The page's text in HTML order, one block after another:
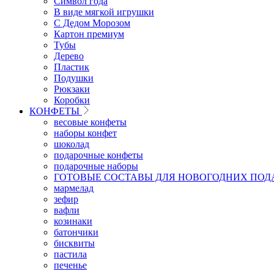
В виде мягкой игрушки
С Дедом Морозом
Картон премиум
Тубы
Дерево
Пластик
Подушки
Рюкзаки
Коробки
КОНФЕТЫ
весовые конфеты
наборы конфет
шоколад
подарочные конфеты
подарочные наборы
ГОТОВЫЕ СОСТАВЫ ДЛЯ НОВОГОДНИХ
мармелад
зефир
вафли
козинаки
батончики
бисквиты
пастила
печенье